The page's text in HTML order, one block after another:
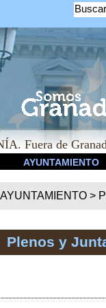
Buscar
Fuera de
AYUNTAMIENTO
AYUNTAMIENTO >
Plenos y